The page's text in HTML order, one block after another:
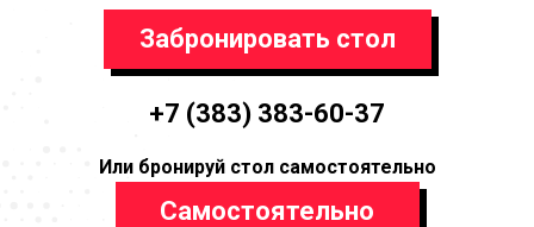
Забронировать стол
+7 (383) 383-60-37
Или бронируй стол самостоятельно
Самостоятельно